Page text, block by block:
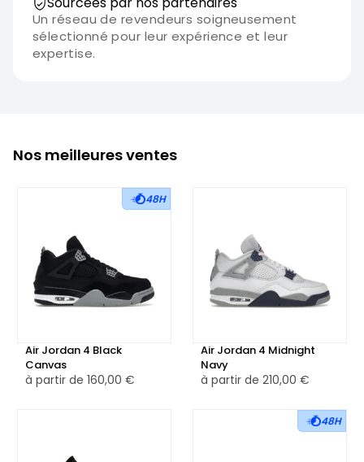
Un réseau de revendeurs soigneusement
sélectionné pour leur expérience et leur
expertise.
Nos meilleures ventes
48H
Air Jordan 4 Black
Canvas
à partir de 160,00 €
Air Jordan 4 Midnight
Navy
à partir de 210,00 €
48H